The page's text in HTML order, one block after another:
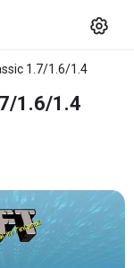
1.7/1.6/1.4
1.6/1.4